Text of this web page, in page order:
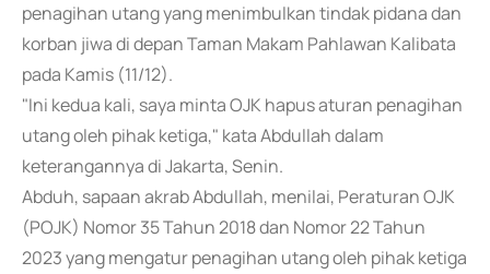
penagihan utang yang menimbulkan tindak pidana dan
korban jiwa di depan Taman Makam Pahlawan Kalibata
pada Kamis (11/12).
"Ini kedua kali, saya minta OJK hapus aturan penagihan
utang oleh pihak ketiga," kata Abdullah dalam
keterangannya di Jakarta, Senin.
Abduh, sapaan akrab Abdullah, menilai, Peraturan OJK
(POJK) Nomor 35 Tahun 2018 dan Nomor 22 Tahun
2023 yang mengatur penagihan utang oleh pihak ketiga